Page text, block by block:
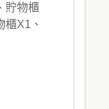
貯物櫃
X1、